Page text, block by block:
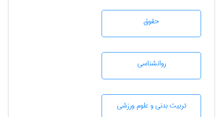
حقوق
روانشناسی
تربيت بدنی و علوم ورزشی